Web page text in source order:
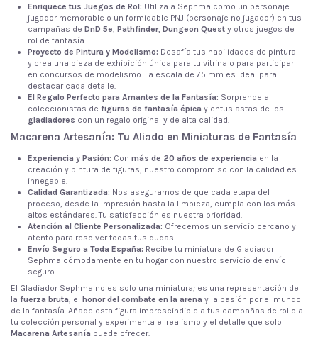
Enriquece tus Juegos de Rol: Utiliza a Sephma como un personaje
jugador memorable o un formidable PNJ (personaje no jugador) en tus
campañas de DnD 5e, Pathfinder, Dungeon Quest y otros juegos de
rol de fantasía.
Proyecto de Pintura y Modelismo: Desafía tus habilidades de pintura
y crea una pieza de exhibición única para tu vitrina o para participar
en concursos de modelismo. La escala de 75 mm es ideal para
destacar cada detalle.
El Regalo Perfecto para Amantes de la Fantasía: Sorprende a
coleccionistas de figuras de fantasía épica y entusiastas de los
gladiadores con un regalo original y de alta calidad.
Macarena Artesanía: Tu Aliado en Miniaturas de Fantasía
Experiencia y Pasión: Con más de 20 años de experiencia en la
creación y pintura de figuras, nuestro compromiso con la calidad es
innegable.
Calidad Garantizada: Nos aseguramos de que cada etapa del
proceso, desde la impresión hasta la limpieza, cumpla con los más
altos estándares. Tu satisfacción es nuestra prioridad.
Atención al Cliente Personalizada: Ofrecemos un servicio cercano y
atento para resolver todas tus dudas.
Envío Seguro a Toda España: Recibe tu miniatura de Gladiador
Sephma cómodamente en tu hogar con nuestro servicio de envío
seguro.
El Gladiador Sephma no es solo una miniatura; es una representación de
la fuerza bruta, el honor del combate en la arena y la pasión por el mundo
de la fantasía. Añade esta figura imprescindible a tus campañas de rol o a
tu colección personal y experimenta el realismo y el detalle que solo
Macarena Artesanía puede ofrecer.